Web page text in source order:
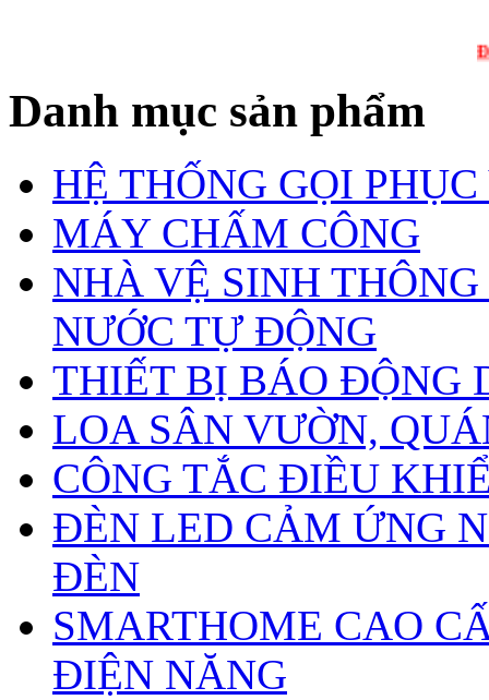
ĐẶT
Danh mục sản phẩm
HỆ THỐNG GỌI
MÁY CHẤM CÔNG
NHÀ VỆ SINH
NƯỚC TỰ ĐỘNG
THIẾT BỊ BÁO ĐỘNG
LOA SÂN VƯỜN,
CÔNG TẮC ĐIỀU
ĐÈN LED CẢM ỨNG
ĐÈN
SMARTHOME CAO
ĐIỆN NĂNG